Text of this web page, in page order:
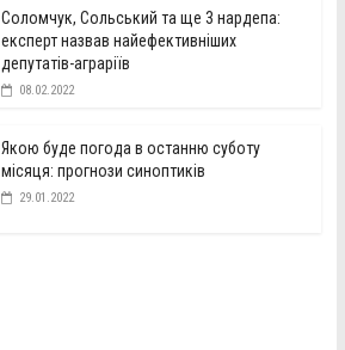
Соломчук, Сольський та ще 3 нардепа:
експерт назвав найефективніших
депутатів-аграріїв
08.02.2022
Якою буде погода в останню суботу
місяця: прогнози синоптиків
29.01.2022